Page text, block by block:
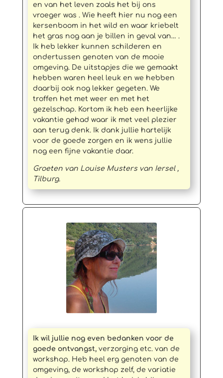
en van het leven zoals het bij ons
vroeger was . Wie heeft hier nu nog een
kersenboom in het wild en waar kriebelt
het gras nog aan je billen in geval van… .
Ik heb lekker kunnen schilderen en
ondertussen genoten van de mooie
omgeving. De uitstapjes die we gemaakt
hebben waren heel leuk en we hebben
daarbij ook nog lekker gegeten. We
troffen het met weer en met het
gezelschap. Kortom ik heb een heerlijke
vakantie gehad waar ik met veel plezier
aan terug denk. Ik dank jullie hartelijk
voor de goede zorgen en ik wens jullie
nog een fijne vakantie daar.
Groeten van Louise Musters van Iersel ,
Tilburg.
Ik wil jullie nog even bedanken voor de
goede ontvangst,verzorging etc. van de
workshop. Heb heel erg genoten van de
omgeving, de workshop zelf, de variatie